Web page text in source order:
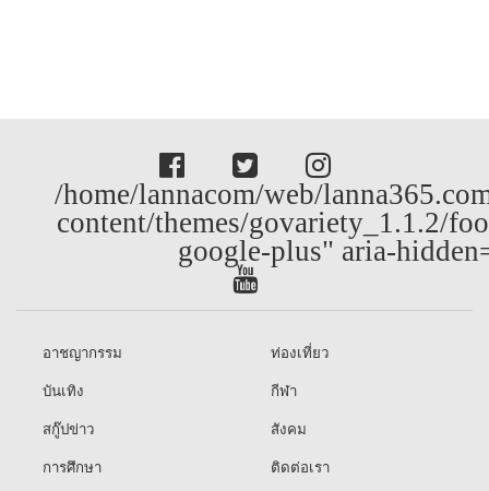
/home/lannacom/web/
content/themes/govariety_1.1.2/
google-plus" aria-
อาชญากรรม
ท่องเที่ยว
บันเทิง
กีฬา
สกู๊ปข่าว
สังคม
การศึกษา
ติดต่อเรา